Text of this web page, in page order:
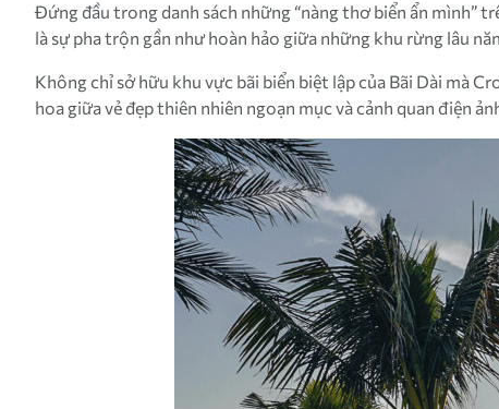
Đứng đầu trong danh sách những “nàng thơ biển ẩn mình”
là sự pha trộn gần như hoàn hảo giữa những khu rừng lâu
Không chỉ sở hữu khu vực bãi biển biệt lập của Bãi Dài mà
hoa giữa vẻ đẹp thiên nhiên ngoạn mục và cảnh quan điện